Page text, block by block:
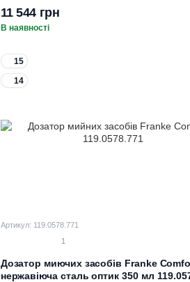
11 544 грн
В наявності
15
14
Артикул: 119.0578.771
1
Дозатор миючих засобів Franke
нержавіюча сталь оптик 350 мл